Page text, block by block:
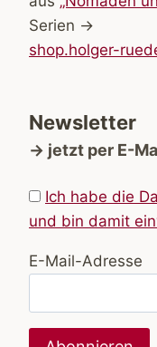
Serien →
shop.holger-
Newsletter
→ jetzt per E-
Ich habe die
und bin damit
E-Mail-Adresse